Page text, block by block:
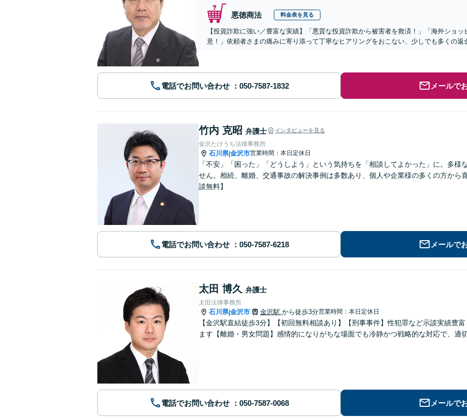
悪徳商法 料金表を見る
【投資詐欺に強い／豊富な実績】「悪質な投資詐欺から被害者を救済！」「海外ショ
意！」依頼者さまの痛みに寄り添って丁寧なヒアリングをおこない、少しでも多くの返
電話でお問い合わせ メールで
竹内 克昭 弁護士 インタビューを見る
金沢たけうち法律事務所
石川県|金沢市営業時間：本日定休日
「不安」「困った」「どうしよう」という気持ちを「相談してよかった」に。多様
せん。相続、離婚、交通事故の解決事例は多数あり、個人や企業様の多くの方から
談無料】
電話でお問い合わせ メールで
太田 博久 弁護士
太田法律事務所
石川県|金沢市 金沢駅 から徒歩3分営業時間：本日定休日
【金沢駅直結徒歩3分】【初回無料相談あり】【刑事事件】性犯罪など示談実績豊
ます【離婚・男女問題】感情的になりがちな場面でも冷静かつ戦略的な対応で、適
電話でお問い合わせ メールで